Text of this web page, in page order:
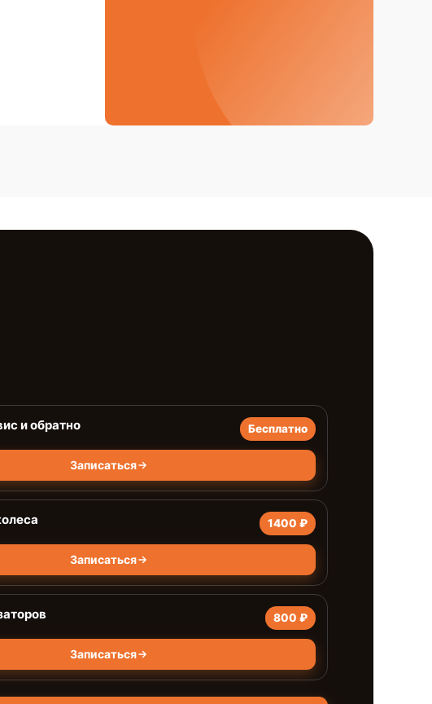
и обратно Бесплатно
Записаться
1400 ₽
Записаться
800 ₽
Записаться